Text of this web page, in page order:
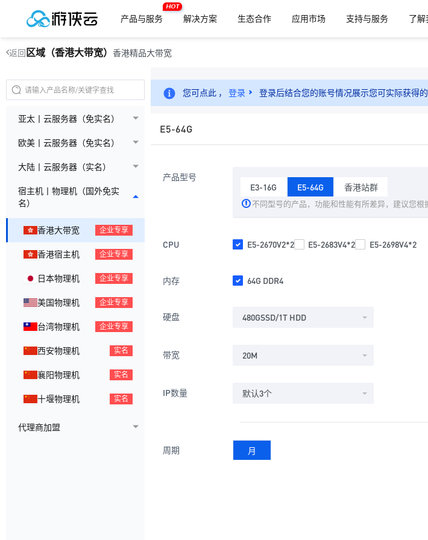
产品与服务
HOT
解决方案 生态合作 应用市场 支持与服务 了解
返回 区域（香港大带宽） 香港精品大带宽
亚太丨云服务器（免实名）
欧美丨云服务器（免实名）
大陆丨云服务器（实名）
宿主机丨物理机（国外免实
名）
香港大带宽 企业专享
香港宿主机 企业专享
日本物理机 企业专享
美国物理机 企业专享
台湾物理机 企业专享
西安物理机 实名
襄阳物理机 实名
十堰物理机 实名
代理商加盟
您可点此 ， 登录 登录后结合您的账号情况展示您可实际获得
E5-64G
产品型号
E3-16G
E5-64G 香港站群
不同型号的产品，功能和性能有所差异，建议您根
CPU E5-2670V2*2 E5-2683V4*2 E5-2698V4*2
内存 64G DDR4
硬盘 480GSSD/1T HDD
带宽 20M
IP数量 默认3个
周期 月